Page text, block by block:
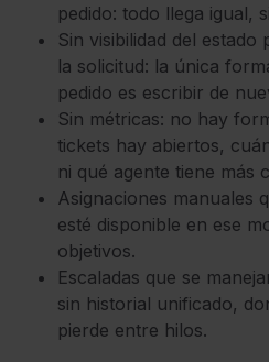
pedido: todo llega igual,
Sin visibilidad del
la solicitud: la única
pedido es escribir de
Sin métricas: no hay
tickets hay abiertos,
ni qué agente tiene más
Asignaciones manuales
esté disponible en ese
objetivos.
Escaladas que se
sin historial unificado,
pierde entre hilos.